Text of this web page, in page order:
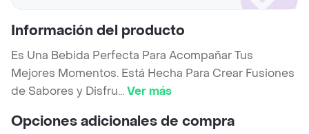
Información del producto
Es Una Bebida Perfecta Para Acompañar Tus
Mejores Momentos. Está Hecha Para Crear Fusiones
de Sabores y Disfru...Ver más
Opciones adicionales de compra